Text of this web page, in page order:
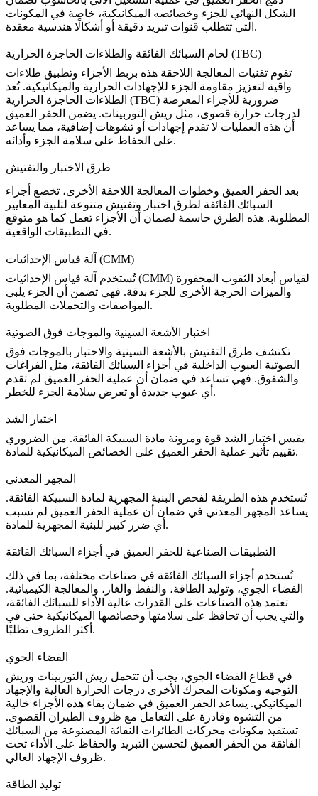
الشكل النهائي للجزء وخصائصه الميكانيكية، خاصة في المكونات
التي تتطلب قنوات تبريد دقيقة أو أشكالًا هندسية معقدة.
لحام السبائك الفائقة والطلاءات الحاجزة الحرارية (TBC)
تقوم تقنيات المعالجة اللاحقة هذه بربط الأجزاء وتطبيق طلاءات
واقية لتعزيز مقاومة الجزء للإجهادات الحرارية والميكانيكية. تُعد
الطلاءات الحاجزة الحرارية (TBC)
لدرجات حرارة قصوى، مثل ريش التوربينات. يضمن الحفر العميق
أن هذه العمليات لا تقدم إجهادات أو تشوهات إضافية، مما يساعد
على الحفاظ على سلامة الجزء وأدائه.
طرق الاختبار والتفتيش
بعد الحفر العميق وخطوات المعالجة اللاحقة الأخرى، تخضع أجزاء
السبائك الفائقة لطرق اختبار وتفتيش متنوعة لتلبية المعايير
المطلوبة. هذه الطرق حاسمة لضمان أن الأجزاء تعمل كما هو متوقع
في التطبيقات الواقعية.
آلة قياس الإحداثيات (CMM)
تُستخدمآلة قياس الإحداثيات (CMM)
والميزات الحرجة الأخرى للجزء بدقة. فهي تضمن أن الجزء يلبي
المواصفات والتحملات المطلوبة.
اختبار الأشعة السينية والموجات فوق الصوتية
تكتشف طرق التفتيش بالأشعة السينية و الاختبار بالموجات فوق
الصوتية العيوب الداخلية في أجزاء السبائك الفائقة، مثل الفراغات
والشقوق. فهي تساعد في ضمان أن عملية الحفر العميق لم تقدم
أي عيوب جديدة أو تعرض سلامة الجزء للخطر.
اختبار الشد
يقيس اختبار الشد قوة ومرونة مادة السبيكة الفائقة. من الضروري
تقييم تأثير عملية الحفر العميق على الخصائص الميكانيكية للمادة.
المجهر المعدني
تُستخدم هذه الطريقة لفحص البنية المجهرية لمادة السبيكة الفائقة.
يساعد المجهر المعدني في ضمان أن عملية الحفر العميق لم تسبب
أي ضرر كبير للبنية المجهرية للمادة.
التطبيقات الصناعية للحفر العميق في أجزاء السبائك الفائقة
تُستخدم أجزاء السبائك الفائقة في صناعات مختلفة، بما في ذلك
الفضاء الجوي، وتوليد الطاقة، والنفط والغاز، والمعالجة الكيميائية.
تعتمد هذه الصناعات على القدرات عالية الأداء للسبائك الفائقة،
والتي يجب أن تحافظ على سلامتها وخصائصها الميكانيكية حتى في
أكثر الظروف تطلبًا.
الفضاء الجوي
في قطاع الفضاء الجوي، يجب أن تتحمل ريش التوربينات وريش
التوجيه ومكونات المحرك الأخرى درجات الحرارة العالية والإجهاد
الميكانيكي. يساعد الحفر العميق في ضمان بقاء هذه الأجزاء خالية
من التشوه وقادرة على التعامل مع ظروف الطيران القصوى.
تستفيد مكونات محركات الطائرات النفاثة المصنوعة من السبائك
الفائقة من الحفر العميق لتحسين التبريد والحفاظ على الأداء تحت
ظروف الإجهاد العالي.
توليد الطاقة